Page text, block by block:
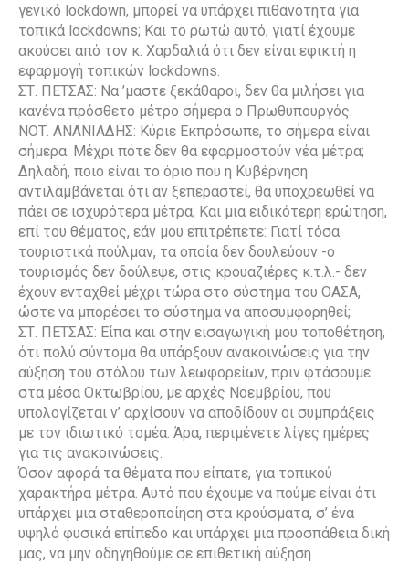
γενικό lockdown, μπορεί να υπάρχει πιθανότητα για
τοπικά lockdowns; Και το ρωτώ αυτό, γιατί έχουμε
ακούσει από τον κ. Χαρδαλιά ότι δεν είναι εφικτή η
εφαρμογή τοπικών lockdowns.
ΣΤ. ΠΕΤΣΑΣ: Να ’μαστε ξεκάθαροι, δεν θα μιλήσει για
κανένα πρόσθετο μέτρο σήμερα ο Πρωθυπουργός.
ΝΟΤ. ΑΝΑΝΙΑΔΗΣ: Κύριε Εκπρόσωπε, το σήμερα είναι
σήμερα. Μέχρι πότε δεν θα εφαρμοστούν νέα μέτρα;
Δηλαδή, ποιο είναι το όριο που η Κυβέρνηση
αντιλαμβάνεται ότι αν ξεπεραστεί, θα υποχρεωθεί να
πάει σε ισχυρότερα μέτρα; Και μια ειδικότερη ερώτηση,
επί του θέματος, εάν μου επιτρέπετε: Γιατί τόσα
τουριστικά πούλμαν, τα οποία δεν δουλεύουν -ο
τουρισμός δεν δούλεψε, στις κρουαζιέρες κ.τ.λ.- δεν
έχουν ενταχθεί μέχρι τώρα στο σύστημα του ΟΑΣΑ,
ώστε να μπορέσει το σύστημα να αποσυμφορηθεί;
ΣΤ. ΠΕΤΣΑΣ: Είπα και στην εισαγωγική μου τοποθέτηση,
ότι πολύ σύντομα θα υπάρξουν ανακοινώσεις για την
αύξηση του στόλου των λεωφορείων, πριν φτάσουμε
στα μέσα Οκτωβρίου, με αρχές Νοεμβρίου, που
υπολογίζεται ν’ αρχίσουν να αποδίδουν οι συμπράξεις
με τον ιδιωτικό τομέα. Άρα, περιμένετε λίγες ημέρες
για τις ανακοινώσεις.
Όσον αφορά τα θέματα που είπατε, για τοπικού
χαρακτήρα μέτρα. Αυτό που έχουμε να πούμε είναι ότι
υπάρχει μια σταθεροποίηση στα κρούσματα, σ’ ένα
υψηλό φυσικά επίπεδο και υπάρχει μια προσπάθεια δική
μας, να μην οδηγηθούμε σε επιθετική αύξηση